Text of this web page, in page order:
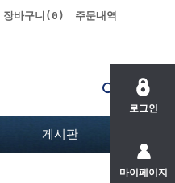
로그인
마이페이지
장바구니(0 ) 주문내역
게시판